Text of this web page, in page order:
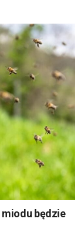
miodu będzie